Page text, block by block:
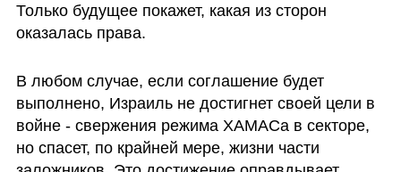
Только будущее покажет, какая из сторон
оказалась права.
В любом случае, если соглашение будет
выполнено, Израиль не достигнет своей цели в
войне - свержения режима ХАМАСа в секторе,
но спасет, по крайней мере, жизни части